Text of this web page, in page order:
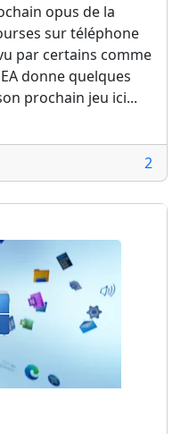
opus de la
sur téléphone
par certains comme
donne quelques
prochain jeu ici...
2